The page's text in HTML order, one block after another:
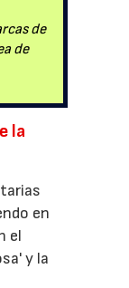
de
de
la
en
el
y la